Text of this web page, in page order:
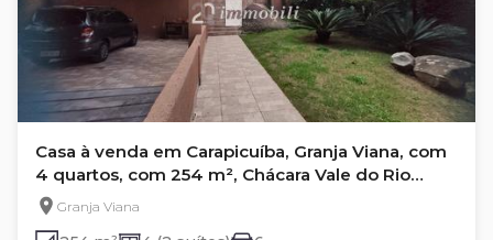
Casa à venda em Carapicuíba, Granja Viana, com
4 quartos, com 254 m², Chácara Vale do Rio
CotiaGranja Viana